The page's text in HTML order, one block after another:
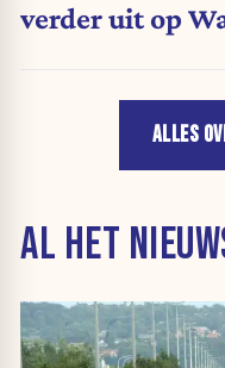
verder uit op
ALLES
AL HET